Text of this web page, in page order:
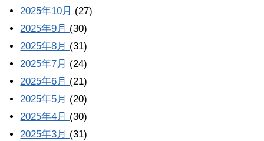
2025年10月 (27)
2025年9月 (30)
2025年8月 (31)
2025年7月 (24)
2025年6月 (21)
2025年5月 (20)
2025年4月 (30)
2025年3月 (31)